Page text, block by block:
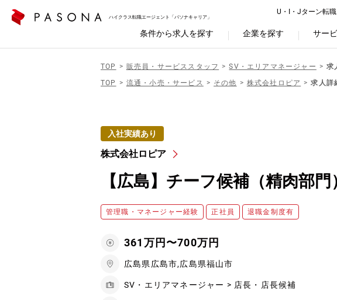
ハイクラス転職エージェント「パソナキャリア」
U・I・Jターン転職
条件から求人を探す 企業を探す サー
TOP 販売員・サービススタッフ SV・エリアマネージャー
求
TOP
流通・小売・サービス その他 株式会社ロピア 求人詳
入社実績あり
株式会社ロピア
【広島】チーフ候補（精肉部
管理職・マネージャー経験 正社員 退職金制度有
361万円〜700万円
広島県広島市,広島県福山市
SV・エリアマネージャー > 店長・店長候補